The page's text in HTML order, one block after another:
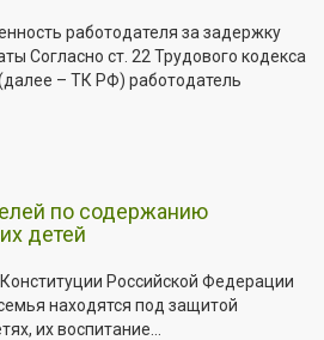
работодателя за задержку
Согласно ст. 22 Трудового кодекса
– ТК РФ) работодатель
по содержанию
детей
Конституции Российской Федерации
находятся под защитой
их воспитание...